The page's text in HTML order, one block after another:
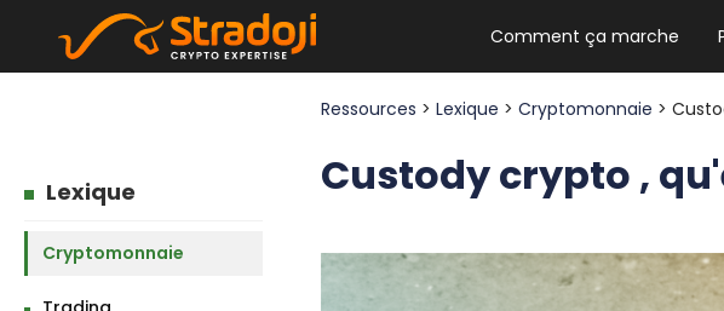
Comment ça marche
Lexique
Cryptomonnaie
Ressources >Lexique >Cryptomonnaie >
Custody crypto ,